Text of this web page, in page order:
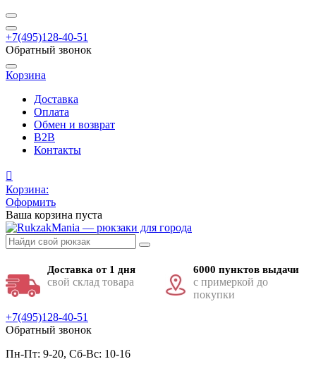
+7(495)128-40-51
Обратный звонок
Корзина
Доставка
Оплата
Обмен и возврат
B2B
Контакты
Корзина:
Оформить
Ваша корзина пуста
Доставка от 1 дня
свой склад товара
6000 пунктов выдачи
с примеркой до
покупки
+7(495)128-40-51
Обратный звонок
Пн-Пт: 9-20, Сб-Вс: 10-16